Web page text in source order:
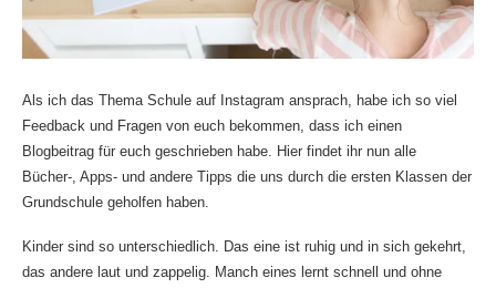
Als ich das Thema Schule auf Instagram ansprach, habe ich so viel
Feedback und Fragen von euch bekommen, dass ich einen
Blogbeitrag für euch geschrieben habe. Hier findet ihr nun alle
Bücher-, Apps- und andere Tipps die uns durch die ersten Klassen der
Grundschule geholfen haben.
Kinder sind so unterschiedlich. Das eine ist ruhig und in sich gekehrt,
das andere laut und zappelig. Manch eines lernt schnell und ohne